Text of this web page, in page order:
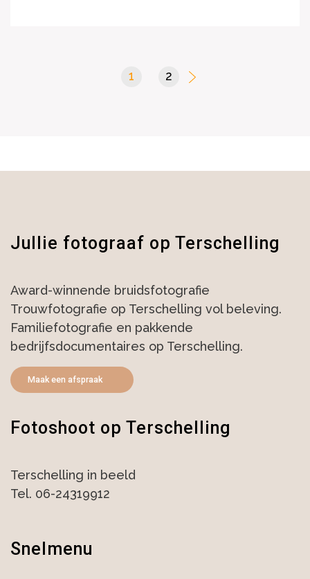
1 (current)
2
Jullie fotograaf op Terschelling
Award-winnende bruidsfotografie
Trouwfotografie op Terschelling vol beleving.
Familiefotografie en pakkende
bedrijfsdocumentaires op Terschelling.
Maak een afspraak
Fotoshoot op Terschelling
Terschelling in beeld
Tel. 06-24319912
Snelmenu